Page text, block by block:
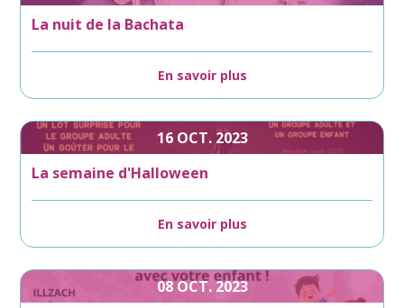
La nuit de la Bachata
En savoir plus
16 OCT. 2023
La semaine d'Halloween
En savoir plus
08OCT.2023